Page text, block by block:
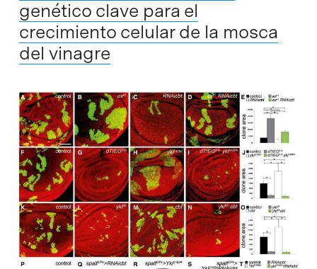
genético clave para el
crecimiento celular de la mosca
del vinagre